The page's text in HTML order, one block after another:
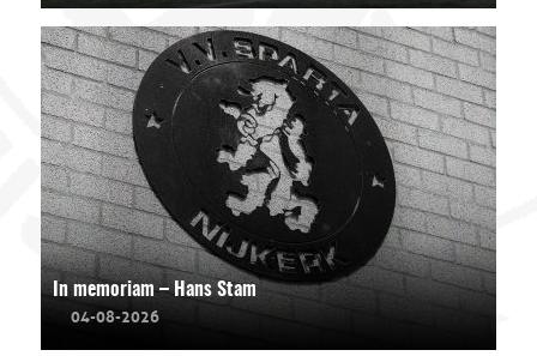
In memoriam – Hans Stam
04-08-2026